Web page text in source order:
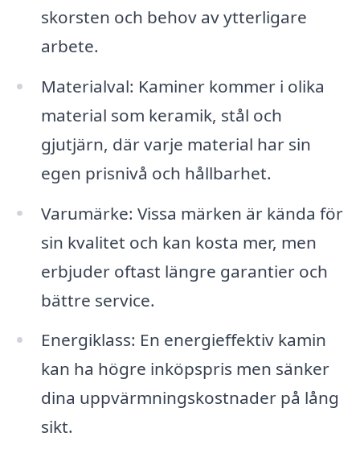
skorsten och behov av ytterligare
arbete.
Materialval: Kaminer kommer i olika
material som keramik, stål och
gjutjärn, där varje material har sin
egen prisnivå och hållbarhet.
Varumärke: Vissa märken är kända för
sin kvalitet och kan kosta mer, men
erbjuder oftast längre garantier och
bättre service.
Energiklass: En energieffektiv kamin
kan ha högre inköpspris men sänker
dina uppvärmningskostnader på lång
sikt.